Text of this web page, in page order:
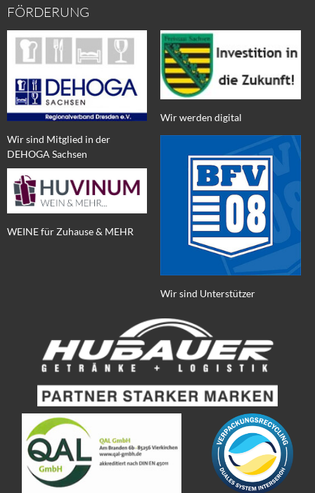
FÖRDERUNG
Wir sind Mitglied in der
DEHOGA Sachsen
WEINE für Zuhause & MEHR
Wir werden digital
Wir sind Unterstützer